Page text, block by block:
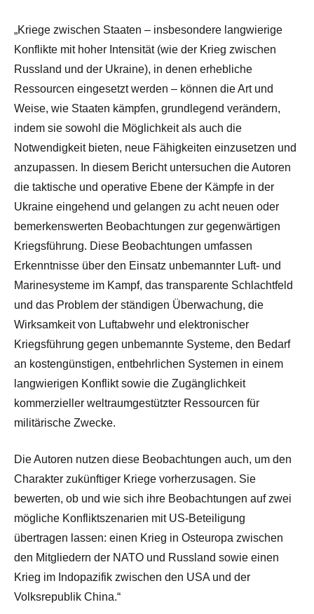
„Kriege zwischen Staaten – insbesondere langwierige
Konflikte mit hoher Intensität (wie der Krieg zwischen
Russland und der Ukraine), in denen erhebliche
Ressourcen eingesetzt werden – können die Art und
Weise, wie Staaten kämpfen, grundlegend verändern,
indem sie sowohl die Möglichkeit als auch die
Notwendigkeit bieten, neue Fähigkeiten einzusetzen und
anzupassen. In diesem Bericht untersuchen die Autoren
die taktische und operative Ebene der Kämpfe in der
Ukraine eingehend und gelangen zu acht neuen oder
bemerkenswerten Beobachtungen zur gegenwärtigen
Kriegsführung. Diese Beobachtungen umfassen
Erkenntnisse über den Einsatz unbemannter Luft- und
Marinesysteme im Kampf, das transparente Schlachtfeld
und das Problem der ständigen Überwachung, die
Wirksamkeit von Luftabwehr und elektronischer
Kriegsführung gegen unbemannte Systeme, den Bedarf
an kostengünstigen, entbehrlichen Systemen in einem
langwierigen Konflikt sowie die Zugänglichkeit
kommerzieller weltraumgestützter Ressourcen für
militärische Zwecke.
Die Autoren nutzen diese Beobachtungen auch, um den
Charakter zukünftiger Kriege vorherzusagen. Sie
bewerten, ob und wie sich ihre Beobachtungen auf zwei
mögliche Konfliktszenarien mit US-Beteiligung
übertragen lassen: einen Krieg in Osteuropa zwischen
den Mitgliedern der NATO und Russland sowie einen
Krieg im Indopazifik zwischen den USA und der
Volksrepublik China.“